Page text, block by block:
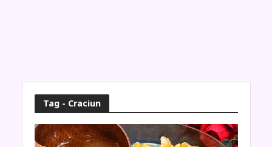
Tag - Craciun